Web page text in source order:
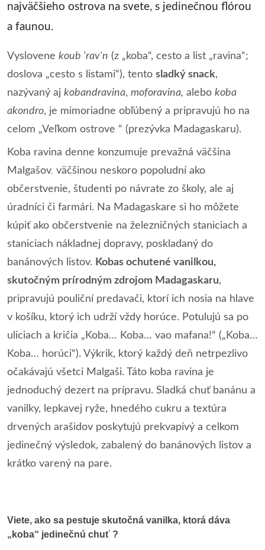
najväčšieho ostrova na svete, s jedinečnou flórou
a faunou.
Vyslovene koub 'rav'n (z „koba“, cesto a list „ravina“;
doslova „cesto s listami“), tento sladký snack,
nazývaný aj kobandravina, moforavina, alebo koba
akondro, je mimoriadne obľúbený a pripravujú ho na
celom „Veľkom ostrove “ (prezývka Madagaskaru).
Koba ravina denne konzumuje prevažná väčšina
Malgašov, väčšinou neskoro popoludní ako
občerstvenie, študenti po návrate zo školy, ale aj
úradníci či farmári. Na Madagaskare si ho môžete
kúpiť ako občerstvenie na železničných staniciach a
staniciach nákladnej dopravy, poskladaný do
banánových listov. Kobas ochutené vanilkou,
skutočným prírodným zdrojom Madagaskaru,
pripravujú pouliční predavači, ktorí ich nosia na hlave
v košíku, ktorý ich udrží vždy horúce. Potulujú sa po
uliciach a kričia „Koba… Koba… vao mafana!“ („Koba…
Koba… horúci“). Výkrik, ktorý každý deň netrpezlivo
očakávajú všetci Malgaši. Táto koba ravina je
jednoduchý dezert na prípravu. Sladká chuť banánu a
vanilky, lepkavej ryže, hnedého cukru a textúra
drvených arašidov poskytujú prekvapivý a celkom
jedinečný výsledok, zabalený do banánových listov a
krátko varený na pare.
Viete, ako sa pestuje skutočná vanilka, ktorá dáva
„koba“ jedinečnú chuť ?